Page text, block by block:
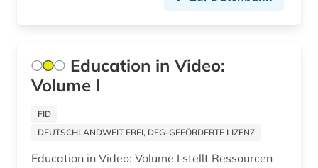
audiodatei (2)
aufführung (6)
aufklärung (1)
Nordamerika (3)
Osmanisches Reich (1)
Education in Video:
Volume I
FID
DEUTSCHLANDWEIT FREI, DFG-GEFÖRDERTE LIZENZ
Education in Video: Volume I stellt Ressourcen